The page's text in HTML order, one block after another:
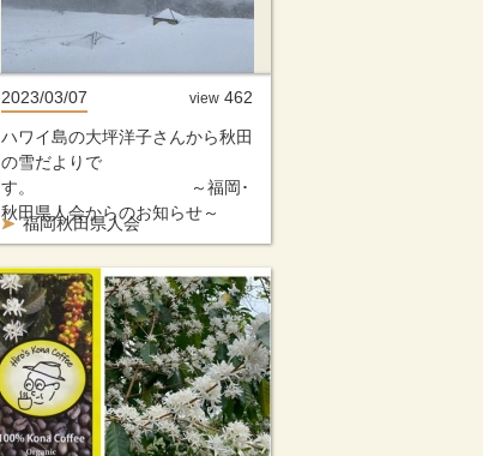
2023/03/07
福岡秋田県人会
ハワイ島の大坪洋子さんから秋田
の雪だよりで
す。 ～福岡･
秋田県人会からのお知らせ～
view 462